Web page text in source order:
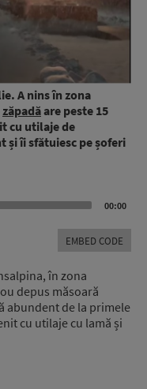
A nins în zona
zăpadăare peste 15
cu utilaje de
și îi sfătuiesc pe șoferi
00:00
EMBED CODE
în zona
depus măsoară
abundent de la primele
cu utilaje cu lamă și